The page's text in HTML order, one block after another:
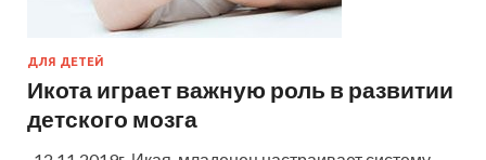
ДЛЯ ДЕТЕЙ
Икота играет важную роль в развитии
детского мозга